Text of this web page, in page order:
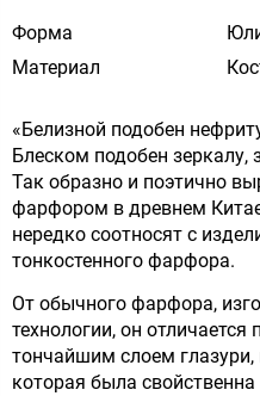
Форма
Материал
«Белизной подобен
Блеском подобен
Так образно и поэтично
фарфором в древнем
нередко соотносят с
тонкостенного фарфора.
От обычного фарфора,
технологии, он
тончайшим слоем
которая была